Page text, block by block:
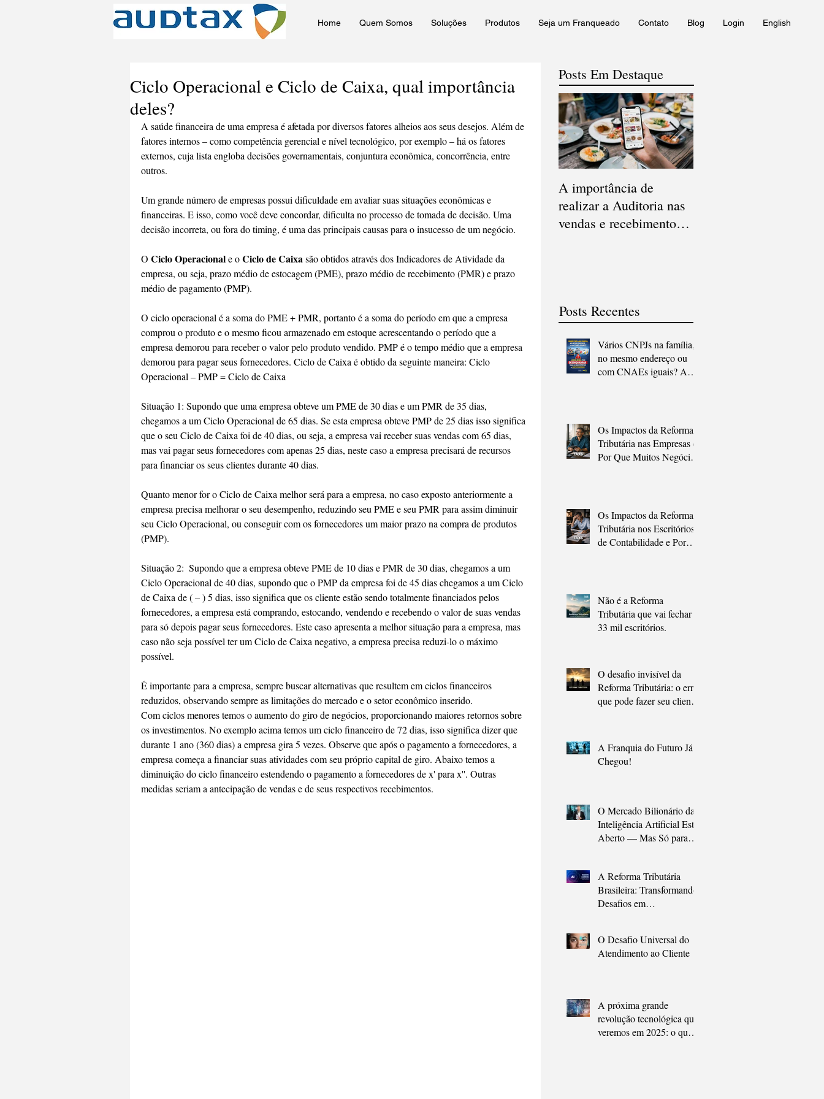
Home Quem Somos Soluções Produtos Seja um Franqueado Contato Blog Login English
Ciclo Operacional e Ciclo de Caixa, qual importância
deles?
A saúde financeira de uma empresa é afetada por diversos fatores alheios aos seus desejos. Além de
fatores internos – como competência gerencial e nível tecnológico, por exemplo – há os fatores
externos, cuja lista engloba decisões governamentais, conjuntura econômica, concorrência, entre
outros.
Um grande número de empresas possui dificuldade em avaliar suas situações econômicas e
financeiras. E isso, como você deve concordar, dificulta no processo de tomada de decisão. Uma
decisão incorreta, ou fora do timing, é uma das principais causas para o insucesso de um negócio.
O Ciclo Operacional e o Ciclo de Caixa são obtidos através dos Indicadores de Atividade da
empresa, ou seja, prazo médio de estocagem (PME), prazo médio de recebimento (PMR) e prazo
médio de pagamento (PMP).
O ciclo operacional é a soma do PME + PMR, portanto é a soma do período em que a empresa
comprou o produto e o mesmo ficou armazenado em estoque acrescentando o período que a
empresa demorou para receber o valor pelo produto vendido. PMP é o tempo médio que a empresa
demorou para pagar seus fornecedores. Ciclo de Caixa é obtido da seguinte maneira: Ciclo
Operacional – PMP = Ciclo de Caixa
Situação 1: Supondo que uma empresa obteve um PME de 30 dias e um PMR de 35 dias,
chegamos a um Ciclo Operacional de 65 dias. Se esta empresa obteve PMP de 25 dias isso significa
que o seu Ciclo de Caixa foi de 40 dias, ou seja, a empresa vai receber suas vendas com 65 dias,
mas vai pagar seus fornecedores com apenas 25 dias, neste caso a empresa precisará de recursos
para financiar os seus clientes durante 40 dias.
Quanto menor for o Ciclo de Caixa melhor será para a empresa, no caso exposto anteriormente a
empresa precisa melhorar o seu desempenho, reduzindo seu PME e seu PMR para assim diminuir
seu Ciclo Operacional, ou conseguir com os fornecedores um maior prazo na compra de produtos
(PMP).
Situação 2:  Supondo que a empresa obteve PME de 10 dias e PMR de 30 dias, chegamos a um
Ciclo Operacional de 40 dias, supondo que o PMP da empresa foi de 45 dias chegamos a um Ciclo
de Caixa de ( – ) 5 dias, isso significa que os cliente estão sendo totalmente financiados pelos
fornecedores, a empresa está comprando, estocando, vendendo e recebendo o valor de suas vendas
para só depois pagar seus fornecedores. Este caso apresenta a melhor situação para a empresa, mas
caso não seja possível ter um Ciclo de Caixa negativo, a empresa precisa reduzi-lo o máximo
possível.
É importante para a empresa, sempre buscar alternativas que resultem em ciclos financeiros
reduzidos, observando sempre as limitações do mercado e o setor econômico inserido.
Com ciclos menores temos o aumento do giro de negócios, proporcionando maiores retornos sobre
os investimentos. No exemplo acima temos um ciclo financeiro de 72 dias, isso significa dizer que
durante 1 ano (360 dias) a empresa gira 5 vezes. Observe que após o pagamento a fornecedores, a
empresa começa a financiar suas atividades com seu próprio capital de giro. Abaixo temos a
diminuição do ciclo financeiro estendendo o pagamento a fornecedores de x' para x''. Outras
medidas seriam a antecipação de vendas e de seus respectivos recebimentos.
Posts Em Destaque
A importância de
realizar a Auditoria nas
vendas e recebimentos
Posts Recentes
Vários CNPJs na família,
no mesmo endereço ou
com CNAEs iguais? A
Nacional.
Os Impactos da Reforma
Tributária nas Empresas e
Por Que Muitos Negócios
Os Impactos da Reforma
Tributária nos Escritórios
de Contabilidade e Por
Não é a Reforma
Tributária que vai fechar
33 mil escritórios.
O desafio invisível da
Reforma Tributária: o erro
que pode fazer seu cliente
A Franquia do Futuro Já
Chegou!
O Mercado Bilionário da
Inteligência Artificial Está
Aberto — Mas Só para
A Reforma Tributária
Brasileira: Transformando
Desafios em
O Desafio Universal do
Atendimento ao Cliente
A próxima grande
revolução tecnológica que
veremos em 2025: o que